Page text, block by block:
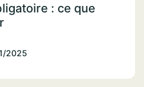
: ce que
2025